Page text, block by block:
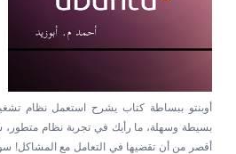
أوبنتو ببساطة كتاب يشرح استعمل نظام
بسيطة وسهلة، ما رأيك في تجربة نظام متطور،
أقصر من أن تقضيها في التعامل مع المشاكل!